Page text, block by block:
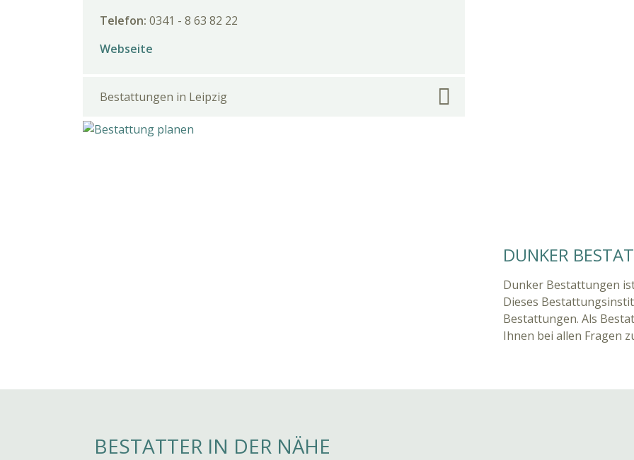
Telefon: 0341 - 8 63 82 22
Webseite
Bestattungen in Leipzig
DUNKER
Dunker Bestattungen
Dieses
Bestattungen. Als
Ihnen bei allen Fragen
BESTATTER IN DER NÄHE